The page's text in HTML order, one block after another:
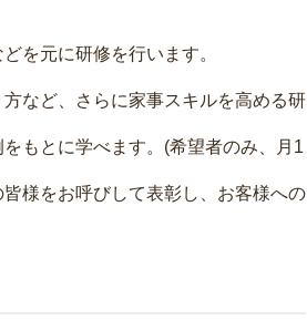
を元に研修を行います。
など、さらに家事スキルを高める研
もとに学べます。(希望者のみ、月1
様をお呼びして表彰し、お客様への